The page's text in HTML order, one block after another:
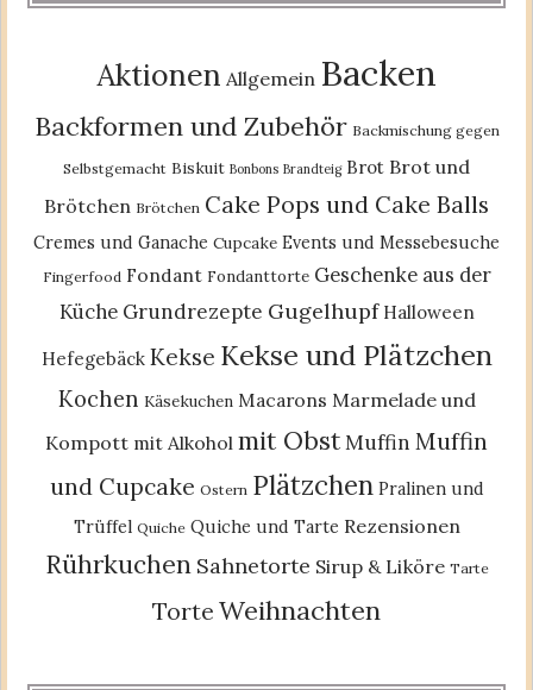
Aktionen Allgemein Backen
Backformen und Zubehör Backmischung gegen
Selbstgemacht Biskuit Bonbons Brandteig Brot Brot und
Brötchen Brötchen Cake Pops und Cake Balls
Cremes und Ganache Cupcake Events und Messebesuche
Fingerfood Fondant Fondanttorte Geschenke aus der
Küche Grundrezepte Gugelhupf Halloween
Hefegebäck Kekse Kekse und Plätzchen
Kochen Käsekuchen Macarons Marmelade und
Kompott mit Alkohol mit ObstMuffin Muffin
und Cupcake Ostern Plätzchen Pralinen und
Trüffel Quiche Quiche und Tarte Rezensionen
Rührkuchen Sahnetorte Sirup & Liköre Tarte
Torte Weihnachten